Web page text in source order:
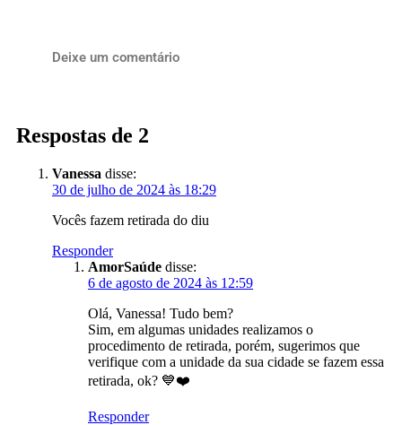
Deixe um comentário
Respostas de 2
Vanessa disse:
30 de julho de 2024 às 18:29
Vocês fazem retirada do diu
Responder
AmorSaúde disse:
6 de agosto de 2024 às 12:59
Olá, Vanessa! Tudo bem?
Sim, em algumas unidades realizamos o
procedimento de retirada, porém, sugerimos que
verifique com a unidade da sua cidade se fazem essa
retirada, ok? 💙❤️
Responder